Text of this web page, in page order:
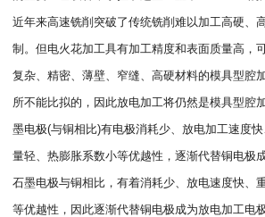
近年来高速铣削突破了传统铣削难以加工高硬、
制。但电火花加工具有加工精度和表面质量高，
复杂、精密、薄壁、窄缝、高硬材料的模具型腔
所不能比拟的，因此放电加工将仍然是模具型腔
墨电极(与铜相比)有电极消耗少、放电加工速度
量轻、热膨胀系数小等优越性，逐渐代替铜电极
石墨电极与铜相比，有着消耗少、放电速度快、
等优越性，因此逐渐代替铜电极成为放电加工电